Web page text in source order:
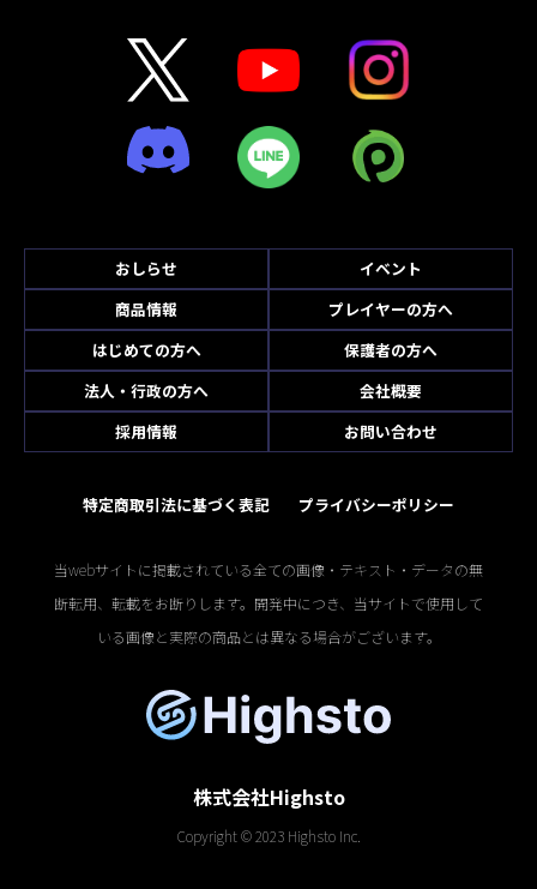
おしらせ
イベント
商品情報
プレイヤーの方へ
はじめての方へ
保護者の方へ
法人・行政の方へ
会社概要
採用情報
お問い合わせ
特定商取引法に基づく表記 プライバシーポリシー
当webサイトに掲載されている全ての画像・テキスト・データの無
断転用、転載をお断りします。開発中につき、当サイトで使用して
いる画像と実際の商品とは異なる場合がございます。
株式会社Highsto
Copyright © 2023 Highsto Inc.